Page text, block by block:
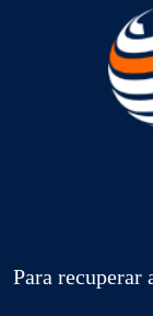
Para recuperar